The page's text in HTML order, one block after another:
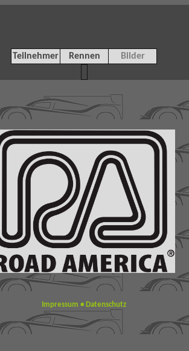
Teilnehmer
Rennen Bilder
Impressum • Datenschutz